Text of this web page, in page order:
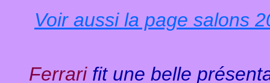
Voir aussi la page salons
Ferrari fit une belle